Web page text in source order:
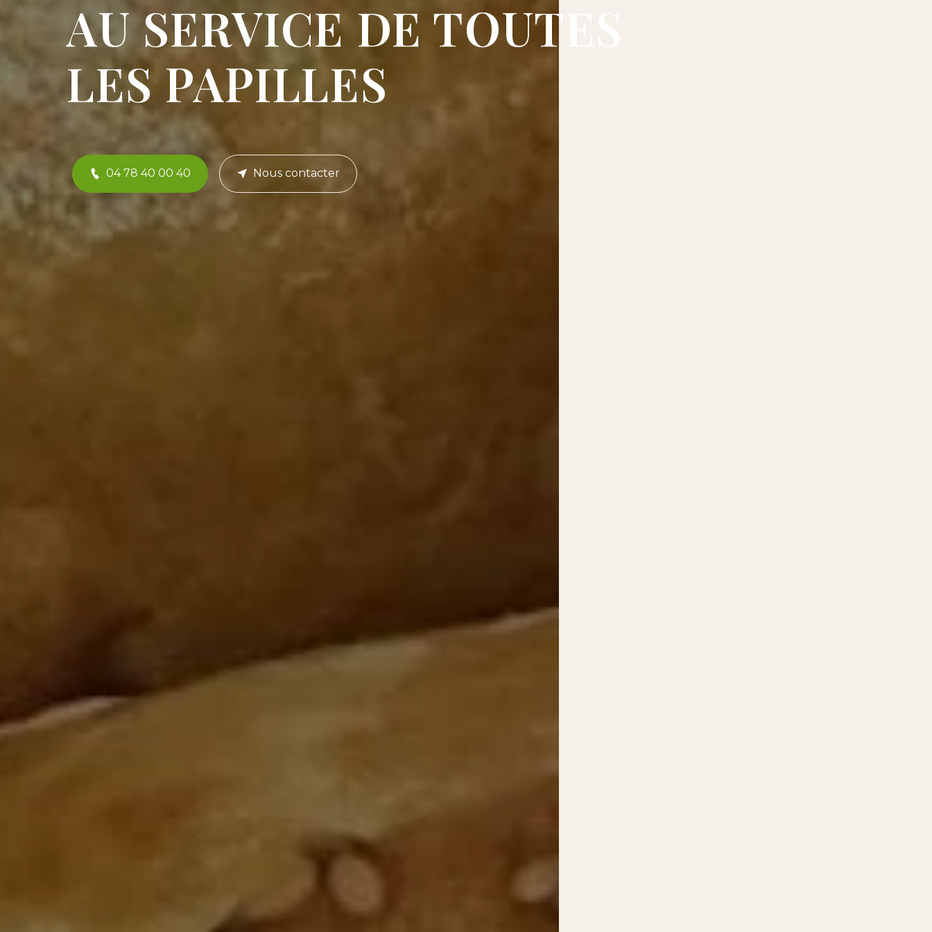
AU SERVICE DE TOUTES
LES PAPILLES
04 78 40 00 40 Nous contacter